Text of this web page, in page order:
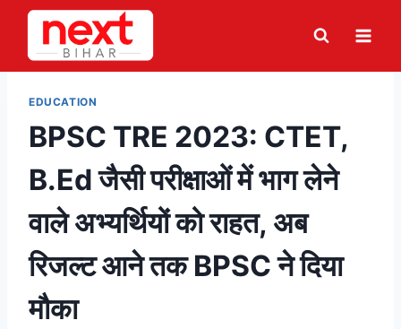
Skip
content
EDUCATION
BPSC TRE 2023: CTET,
B.Ed जैसी परीक्षाओं में भाग लेने
वाले अभ्यर्थियों को राहत, अब
रिजल्ट आने तक BPSC ने दिया
मौका